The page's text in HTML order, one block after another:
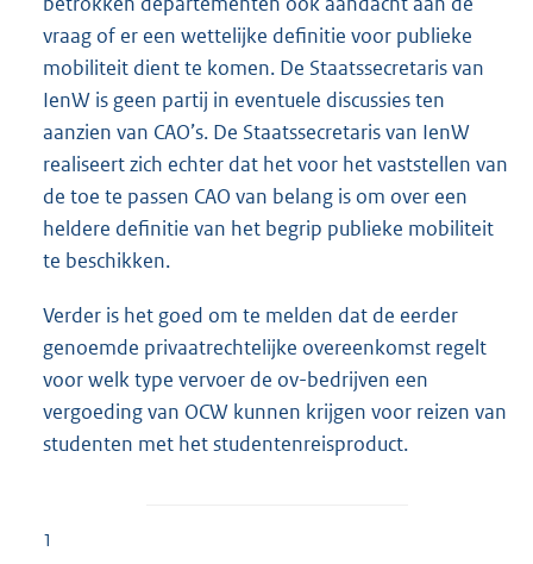
vraag of er een wettelijke definitie voor publieke
mobiliteit dient te komen. De Staatssecretaris van
IenW is geen partij in eventuele discussies ten
aanzien van CAO’s. De Staatssecretaris van IenW
realiseert zich echter dat het voor het vaststellen van
de toe te passen CAO van belang is om over een
heldere definitie van het begrip publieke mobiliteit
te beschikken.
Verder is het goed om te melden dat de eerder
genoemde privaatrechtelijke overeenkomst regelt
voor welk type vervoer de ov-bedrijven een
vergoeding van OCW kunnen krijgen voor reizen van
studenten met het studentenreisproduct.
1